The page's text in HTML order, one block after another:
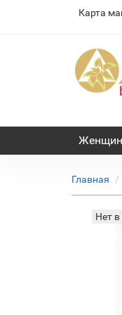
Карта
Главная
Нет